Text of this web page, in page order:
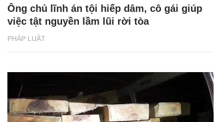
PHÁP LUẬT
Ông chủ lĩnh án tội hiếp dâm, cô gái giúp
việc tật nguyền lầm lũi rời tòa